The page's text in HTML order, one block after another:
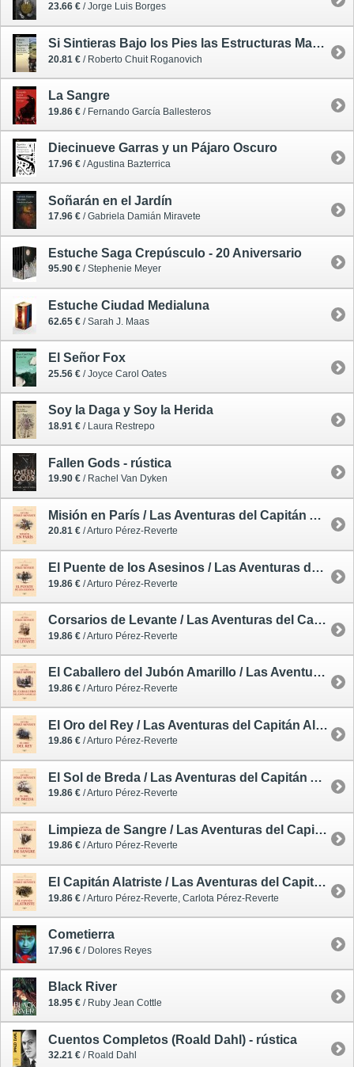
23.66 € / Jorge Luis Borges
Si Sintieras Bajo los Pies las Estructuras Mayores
20.81 € / Roberto Chuit Roganovich
La Sangre
19.86 € / Fernando García Ballesteros
Diecinueve Garras y un Pájaro Oscuro
17.96 € / Agustina Bazterrica
Soñarán en el Jardín
17.96 € / Gabriela Damián Miravete
Estuche Saga Crepúsculo - 20 Aniversario
95.90 € / Stephenie Meyer
Estuche Ciudad Medialuna
62.65 € / Sarah J. Maas
El Señor Fox
25.56 € / Joyce Carol Oates
Soy la Daga y Soy la Herida
18.91 € / Laura Restrepo
Fallen Gods - rústica
19.90 € / Rachel Van Dyken
Misión en París / Las Aventuras del Capitán Alatriste 8
20.81 € / Arturo Pérez-Reverte
El Puente de los Asesinos / Las Aventuras del Capitán Alatriste 7 - rústica
19.86 € / Arturo Pérez-Reverte
Corsarios de Levante / Las Aventuras del Capitán Alatriste 6 - rústica
19.86 € / Arturo Pérez-Reverte
El Caballero del Jubón Amarillo / Las Aventuras del Capitán Alatriste 5 - rústica
19.86 € / Arturo Pérez-Reverte
El Oro del Rey / Las Aventuras del Capitán Alatriste 4 - rústica
19.86 € / Arturo Pérez-Reverte
El Sol de Breda / Las Aventuras del Capitán Alatriste 3 - rústica
19.86 € / Arturo Pérez-Reverte
Limpieza de Sangre / Las Aventuras del Capitán Alatriste 2 - rústica
19.86 € / Arturo Pérez-Reverte
El Capitán Alatriste / Las Aventuras del Capitán Alatriste 1 - rústica
19.86 € / Arturo Pérez-Reverte, Carlota Pérez-Reverte
Cometierra
17.96 € / Dolores Reyes
Black River
18.95 € / Ruby Jean Cottle
Cuentos Completos (Roald Dahl) - rústica
32.21 € / Roald Dahl